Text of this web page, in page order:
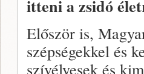
itteni a zsidó
Először is,
szépségekkel és
szívélyesek és